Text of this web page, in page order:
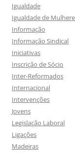
Igualdade
Igualdade de
Informação
Informação Sindical
Iniciativas
Inscrição de Sócio
Inter-Reformados
Internacional
Intervenções
Jovens
Legislação Laboral
Ligações
Madeiras